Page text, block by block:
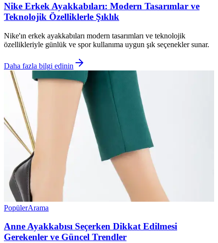
Nike Erkek Ayakkabıları: Modern Tasarımlar ve
Teknolojik Özelliklerle Şıklık
Nike'ın erkek ayakkabıları modern tasarımları ve teknolojik
özellikleriyle günlük ve spor kullanıma uygun şık seçenekler sunar.
Daha fazla bilgi edinin
PopülerArama
Anne Ayakkabısı Seçerken Dikkat Edilmesi
Gerekenler ve Güncel Trendler